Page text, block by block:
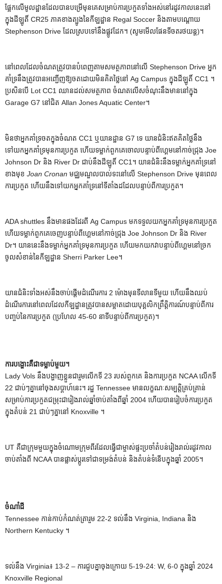
ផ្អែកលើមូលដ្ឋានដែលបានបម្រើមុនគេសម្រាប់ការប្រកួតទាំងអស់នៅរដូវកាលនេះនៅ
ក្នុងដីឡូតិ៍ CR25 ភាគខាងត្បូងនៃកីឡដ្ឋាន Regal Soccer និងតាមបណ្តោយ
Stephenson Drive ដែលស្របទៅនឹងផ្លូវដែក។ (សូមមើលផែនទីចតរថយន្ត)។
នៅពេលដែលចំណតត្រូវបានបំពេញតាមសមត្ថភាពនៅលើ Stephenson Drive អ្នក
គាំទ្រនឹងត្រូវបានអញ្ជើញឱ្យចតដោយមិនគិតថ្លៃនៅ Ag Campus ក្នុងដីឡូតិ៍ CC1 ។
ប្រសិនបើ Lot CC1 ឈានដល់សមត្ថភាព ចំណតលើសចំណុះនឹងមាននៅក្នុង
Garage G7 នៅជិត Allan Jones Aquatic Center។
មិនថាអ្នកគាំទ្រចតក្នុងចំណត CC1 ឬយានដ្ឋាន G7 ទេ យានជំនិះឥតគិតថ្លៃនឹង
ទៅយកអ្នកគាំទ្រមុនការប្រកួត ហើយទម្លាក់ពួកគេចោលបន្ទាប់ពីហ្គេមនៅកាច់ជ្រុង Joe
Johnson Dr និង River Dr ជាប់នឹងដីឡូតិ៍ CC1។ យានជំនិះនឹងទម្លាក់អ្នកគាំទ្រនៅ
ខាងមុខ Joan Cronan មជ្ឈមណ្ឌលបាល់ទះនៅលើ Stephenson Drive មុនពេល
ការប្រកួត ហើយនឹងទៅយកអ្នកគាំទ្រនៅទីតាំងដដែលបន្ទាប់ពីការប្រកួត។
ADA shuttles នឹងមានផងដែរពី Ag Campus មកទទួលយកអ្នកគាំទ្រមុនការប្រកួត
ហើយទម្លាក់ពួកគេចេញបន្ទាប់ពីហ្គេមនៅកាច់ជ្រុង Joe Johnson Dr និង River
Dr។ យាននេះនឹងទម្លាក់អ្នកគាំទ្រមុនការប្រកួត ហើយមកយកវាបន្ទាប់ពីហ្គេមនៅច្រក
ចូលសំខាន់នៃកីឡដ្ឋាន Sherri Parker Lee។
យានជំនិះទាំងអស់នឹងចាប់ផ្តើមដំណើរការ 2 ម៉ោងមុនទីលានទីមួយ ហើយនឹងឈប់
ដំណើរការនៅពេលដែលកីឡដ្ឋានត្រូវបានសម្អាតដោយបុគ្គលិកព្រឹត្តិការណ៍បន្ទាប់ពីការ
បញ្ចប់នៃការប្រកួត (ប្រហែល 45-60 នាទីបន្ទាប់ពីការប្រកួត)។
ការបង្ហោះគឺជាទម្លាប់មួយ។
Lady Vols នឹងបង្ហាញខ្លួនជារួមលើកទី 23 របស់ពួកគេ និងការប្រកួត NCAA លើកទី
22 ជាប់ៗគ្នានៅចុងសប្តាហ៍នេះ។ រដ្ឋ Tennessee មានលក្ខណៈសម្បត្តិគ្រប់គ្រាន់
សម្រាប់ការប្រកួតជម្រុះជារៀងរាល់ឆ្នាំចាប់តាំងពីឆ្នាំ 2004 ហើយបានរៀបចំការប្រកួត
ក្នុងតំបន់ 21 ជាប់ៗគ្នានៅ Knoxville ។
UT គឺជាក្រុមមួយក្នុងចំណោមក្រុមពីរដែលធ្វើជាម្ចាស់ផ្ទះប្រចាំតំបន់រៀងរាល់រដូវកាល
ចាប់តាំងពី NCAA បានផ្លាស់ប្តូរទៅជាទម្រង់តំបន់ និងតំបន់ទំនើបក្នុងឆ្នាំ 2005។
ចំណាំដី
Tennessee កាន់កាប់កំណត់ត្រារួម 22-2 ទល់នឹង Virginia, Indiana និង
Northern Kentucky ។
ទល់នឹង Virginia៖ 13-2 – ការជួបគ្នាចុងក្រោយ 5-19-24: W, 6-0 ក្នុងឆ្នាំ 2024
Knoxville Regional